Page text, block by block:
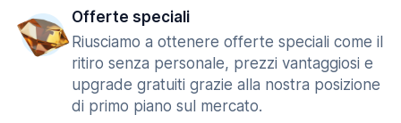
Offerte speciali
Riusciamo a ottenere offerte speciali come il
ritiro senza personale, prezzi vantaggiosi e
upgrade gratuiti grazie alla nostra posizione
di primo piano sul mercato.